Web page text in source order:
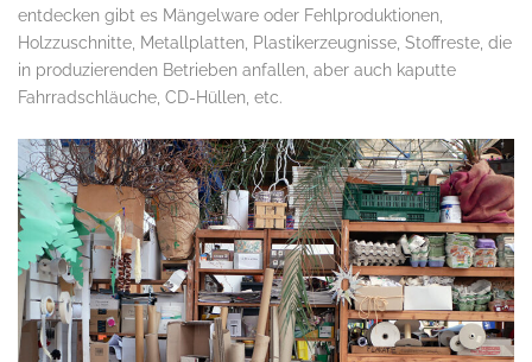
entdecken gibt es Mängelware oder Fehlproduktionen,
Holzzuschnitte, Metallplatten, Plastikerzeugnisse, Stoffreste, die
in produzierenden Betrieben anfallen, aber auch kaputte
Fahrradschläuche, CD-Hüllen, etc.